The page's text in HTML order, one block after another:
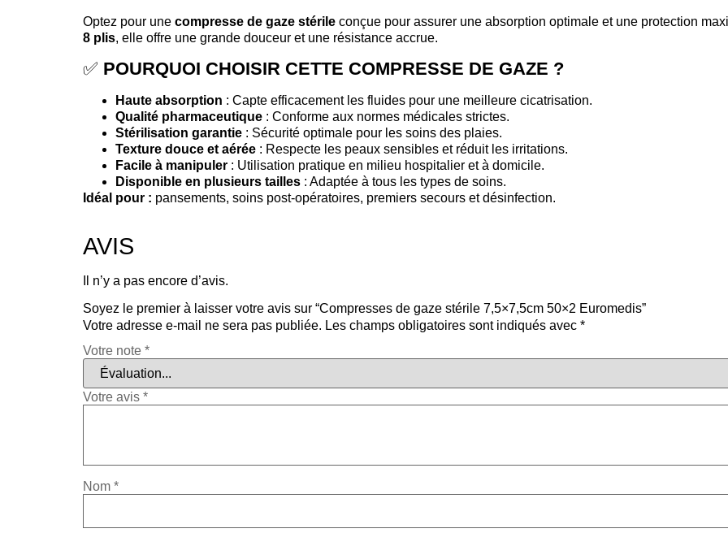
Optez pour une compresse de gaze stérile conçue pour assurer une absorption optimale et une protection
8 plis, elle offre une grande douceur et une résistance accrue.
✅ POURQUOI CHOISIR CETTE COMPRESSE DE GAZE ?
Haute absorption : Capte efficacement les fluides pour une meilleure cicatrisation.
Qualité pharmaceutique : Conforme aux normes médicales strictes.
Stérilisation garantie : Sécurité optimale pour les soins des plaies.
Texture douce et aérée : Respecte les peaux sensibles et réduit les irritations.
Facile à manipuler : Utilisation pratique en milieu hospitalier et à domicile.
Disponible en plusieurs tailles : Adaptée à tous les types de soins.
Idéal pour : pansements, soins post-opératoires, premiers secours et désinfection.
AVIS
Il n’y a pas encore d’avis.
Soyez le premier à laisser votre avis sur “Compresses de gaze stérile 7,5×7,5cm 50×2 Euromedis”
Votre adresse e-mail ne sera pas publiée. Les champs obligatoires sont indiqués avec *
Votre note *
Votre avis *
Nom *